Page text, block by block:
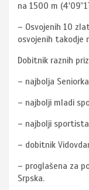
na 1500 m
– Osvojenih 10
osvojenih takodje
Dobitnik raznih
– najbolja
– najbolji mladi
– najbolji
– dobitnik
– proglašena za
Srpska.